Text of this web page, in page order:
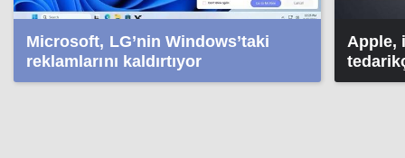
Microsoft, LG’nin Windows’taki
reklamlarını kaldırtıyor
Apple,